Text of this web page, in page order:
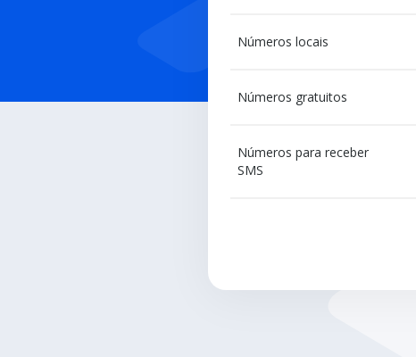
Números locais
Números gratuitos
Números para receber
SMS